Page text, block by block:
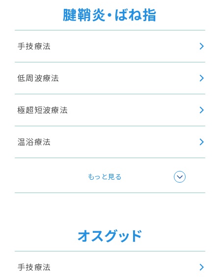
腱鞘炎・ばね指
手技療法
低周波療法
極超短波療法
温浴療法
もっと見る
オスグッド
手技療法